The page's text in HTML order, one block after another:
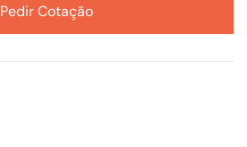
Pedir Cotação